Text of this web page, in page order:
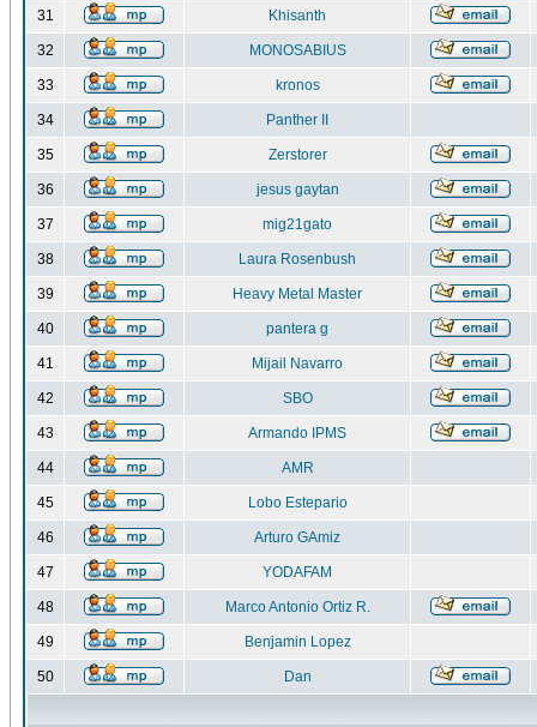
31 Khisanth
32 MONOSABIUS
33 kronos
34 Panther II
35 Zerstorer
36 jesus gaytan
37 mig21gato
38 Laura Rosenbush
39 Heavy Metal Master
40 pantera g
41 Mijail Navarro
42 SBO
43 Armando IPMS
44 AMR
45 Lobo Estepario
46 Arturo GAmiz
47 YODAFAM
48 Marco Antonio Ortiz R.
49 Benjamin Lopez
50 Dan